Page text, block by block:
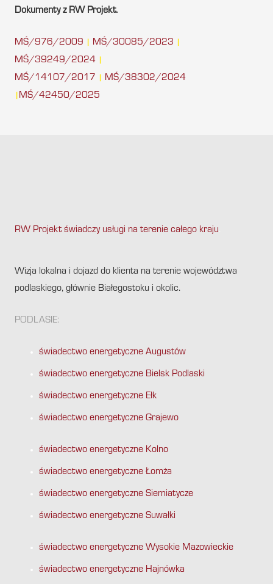
Dokumenty z RW Projekt.
MŚ/976/2009 MŚ/30085/2023
MŚ/39249/2024
MŚ/14107/2017 MŚ/38302/2024
MŚ/42450/2025
RW Projekt świadczy usługi na terenie całego kraju
Wizja lokalna i dojazd do klienta na terenie województwa
podlaskiego, głównie Białegostoku i okolic.
PODLASIE:
świadectwo energetyczne Augustów
świadectwo energetyczne Bielsk Podlaski
świadectwo energetyczne Ełk
świadectwo energetyczne Grajewo
świadectwo energetyczne Kolno
świadectwo energetyczne Łomża
świadectwo energetyczne Siemiatycze
świadectwo energetyczne Suwałki
świadectwo energetyczne Wysokie Mazowieckie
świadectwo energetyczne Hajnówka